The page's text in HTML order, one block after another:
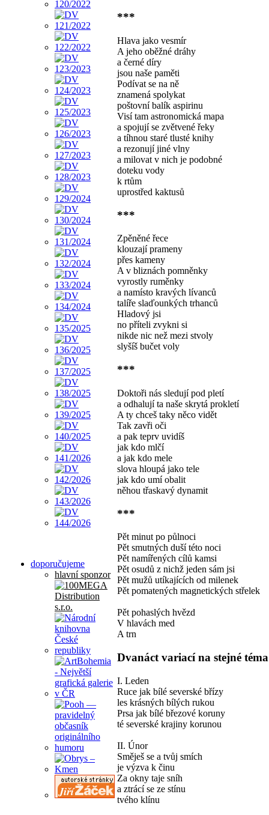
doporučujeme
hlavní sponzor
***
Hlava jako vesmír
A jeho oběžné dráhy
a černé díry
jsou naše paměti
Podívat se na ně
znamená spolykat
poštovní balík aspirinu
Visí tam astronomická mapa
a spojují se zvětvené řeky
a tíhnou staré tlusté knihy
a rezonují jiné vlny
a milovat v nich je podobné
doteku vody
k rtům
uprostřed kaktusů
***
Zpěněné řece
klouzají prameny
přes kameny
A v bliznách pomněnky
vyrostly ruměnky
a namísto kravých lívanců
talíře slaďounkých trhanců
Hladový jsi
no příteli zvykni si
nikde nic než mezi stvoly
slyšíš bučet voly
***
Doktoři nás sledují pod pletí
a odhalují ta naše skrytá prokletí
A ty chceš taky něco vidět
Tak zavři oči
a pak teprv uvidíš
jak kdo mlčí
a jak kdo mele
slova hloupá jako tele
jak kdo umí obalit
něhou třaskavý dynamit
***
Pět minut po půlnoci
Pět smutných duší této noci
Pět namířených cílů kamsi
Pět osudů z nichž jeden sám jsi
Pět mužů utíkajících od milenek
Pět pomatených magnetických střelek
Pět pohaslých hvězd
V hlavách med
A trn
Dvanáct variací na stejné téma
I. Leden
Ruce jak bílé severské břízy
les krásných bílých rukou
Prsa jak bílé březové koruny
té severské krajiny korunou
II. Únor
Směješ se a tvůj smích
je výzva k činu
Za okny taje sníh
a ztrácí se ze stínu
tvého klínu